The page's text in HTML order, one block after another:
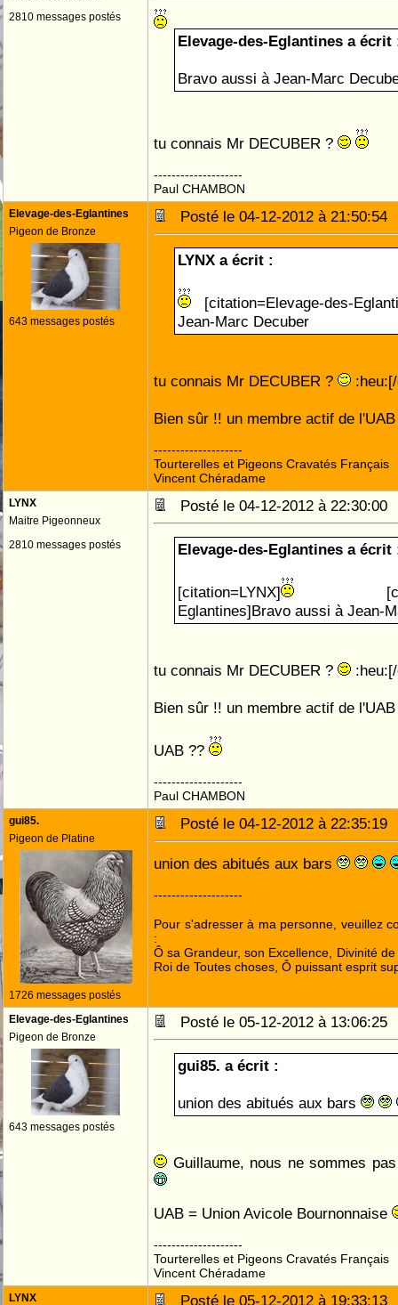
2810 messages postés
Elevage-des-Eglantines a écrit
Bravo aussi à Jean-Marc
tu connais Mr DECUBER ?
--------------------
Paul CHAMBON
Elevage-des-Eglantines
Pigeon de Bronze
643 messages postés
Posté le 04-12-2012 à
LYNX a écrit :
[citation=Elevage-des-
Jean-Marc Decuber
tu connais Mr DECUBER ?
Bien sûr !! un membre actif de
--------------------
Tourterelles et Pigeons Cravatés Français
Vincent Chéradame
LYNX
Maitre Pigeonneux
2810 messages postés
Posté le 04-12-2012 à
Elevage-des-Eglantines a écrit
[citation=LYNX]
Eglantines]Bravo aussi à Jean-
tu connais Mr DECUBER ?
Bien sûr !! un membre actif de
UAB ??
--------------------
Paul CHAMBON
gui85.
Pigeon de Platine
1726 messages postés
Posté le 04-12-2012 à
union des abitués aux bars
--------------------
Pour s'adresser à ma personne, veuillez
:
Ô sa Grandeur, son Excellence, Divinité
Roi de Toutes choses, Ô puissant esprit
Elevage-des-Eglantines
Pigeon de Bronze
643 messages postés
Posté le 05-12-2012 à
gui85. a écrit :
union des abitués aux bars
Guillaume, nous ne sommes
UAB = Union Avicole Bournonnaise
--------------------
Tourterelles et Pigeons Cravatés Français
Vincent Chéradame
LYNX Posté le 05-12-2012 à